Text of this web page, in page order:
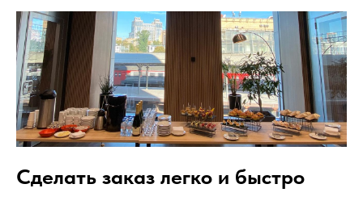
Сделать заказ легко и быстро